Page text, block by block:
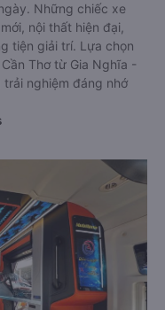
Những chiếc xe
nội thất hiện đại,
tiện giải trí. Lựa chọn
Thơ từ Gia Nghĩa -
nghiệm đáng nhớ